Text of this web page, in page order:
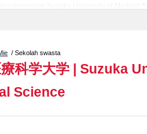
mengenai Suzuka University of
/ Sekolah swasta
科学大学 | Suzuka
Science